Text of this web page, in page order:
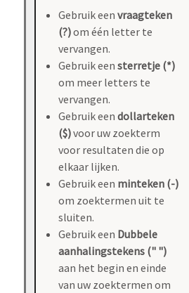
Gebruik een vraagteken
(?)om één letter te
vervangen.
Gebruik een sterretje (*)
om meer letters te
vervangen.
Gebruik een dollarteken
($)voor uw zoekterm
voor resultaten die op
elkaar lijken.
Gebruik een minteken (-)
om zoektermen uit te
sluiten.
Gebruik een Dubbele
aanhalingstekens (" ")
aan het begin en einde
van uw zoektermen om